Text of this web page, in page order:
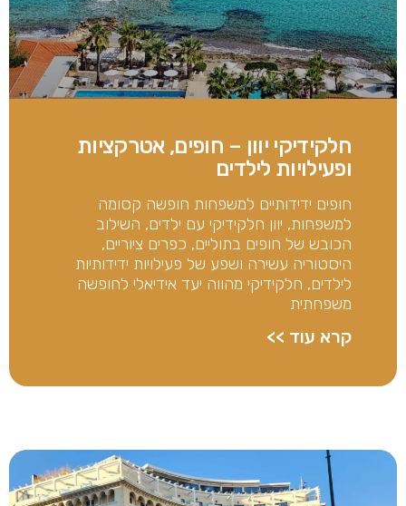
חלקידיקי יוון – חופים, אטרקציות
ופעילויות לילדים
חופים ידידותיים למשפחות חופשה קסומה
למשפחות, יוון חלקידיקי עם ילדים, השילוב
הכובש של חופים בתוליים, כפרים ציוריים,
היסטוריה עשירה ושפע של פעילויות ידידותיות
לילדים, חלקידיקי מהווה יעד אידיאלי לחופשה
משפחתית
קרא עוד >>